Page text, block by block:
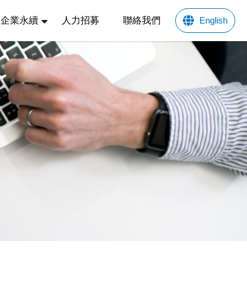
企業永續 人力招募 聯絡我們 English